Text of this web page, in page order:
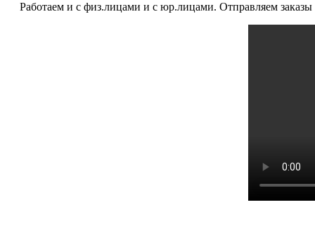
Работаем и с физ.лицами и с юр.лицами. Отправляем заказы